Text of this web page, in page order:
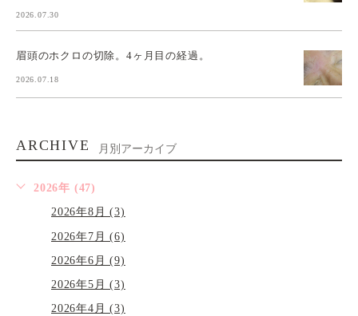
2026.07.30
眉頭のホクロの切除。4ヶ月目の経過。
2026.07.18
ARCHIVE 月別アーカイブ
2026年 (47)
2026年8月 (3)
2026年7月 (6)
2026年6月 (9)
2026年5月 (3)
2026年4月 (3)